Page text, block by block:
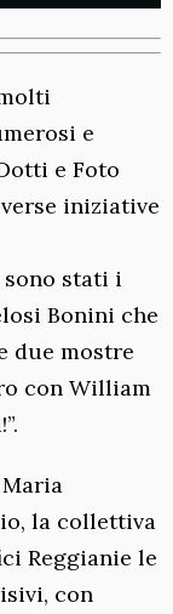
e
e Foto
iniziative
stati i
Bonini che
due mostre
con William
la collettiva
Reggianie le
con